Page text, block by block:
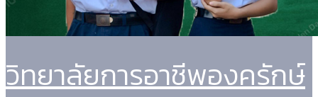
วิทยาลัยการอาชีพองครักษ์